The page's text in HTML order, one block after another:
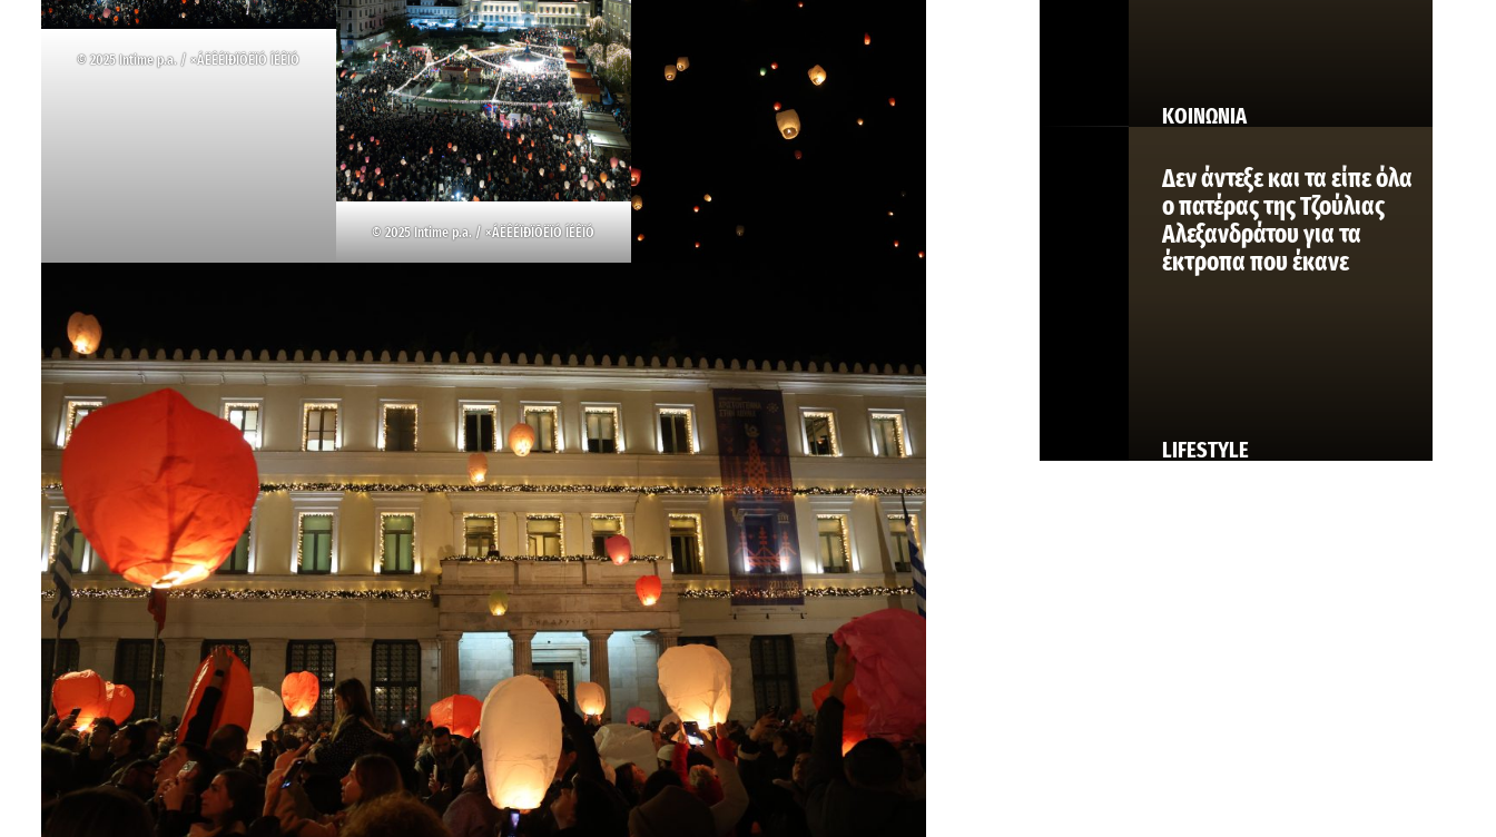
© 2025 Intime p.a. / ×ÁËÊÉÏÐÏÕËÏÓ ÍÉÊÏÓ
© 2025 Intime p.a. / ×ÁËÊÉÏÐÏÕËÏÓ ÍÉÊÏÓ
ΚΟΙΝΩΝΙΑ
LIFESTYLE
Δεν άντεξε και τα είπε όλα
ο πατέρας της Τζούλιας
Αλεξανδράτου για τα
έκτροπα που έκανε